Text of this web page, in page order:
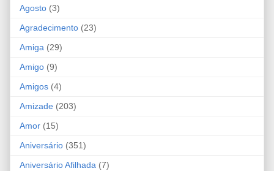
Agosto (3)
Agradecimento (23)
Amiga (29)
Amigo (9)
Amigos (4)
Amizade (203)
Amor (15)
Aniversário (351)
Aniversário Afilhada (7)